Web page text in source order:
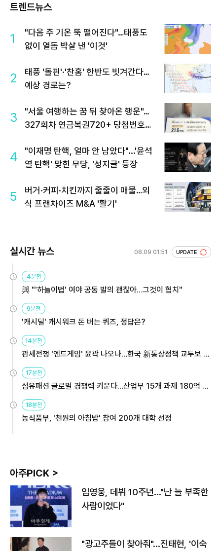
트렌드뉴스
1
"다음 주 기온 뚝 떨어진다"…태풍도
없이 열돔 박살 낸 '이것'
2
태풍 '돌핀'·'찬홈' 한반도 빗겨간다…
예상 경로는?
3
"서울 여행하는 꿈 뒤 찾아온 행운"…
327회차 연금복권720+ 당첨번호조
4
"이재명 탄핵, 얼마 안 남았다"...'윤석
열 탄핵' 맞힌 무당, '성지글' 등장
5
버거·커피·치킨까지 줄줄이 매물…외
식 프랜차이즈 M&A '활기'
실시간 뉴스 08.09 01:51 UPDATE
4분전
與 "'하늘이법' 여야 공동 발의 괜찮아…그것이 협치"
9분전
'캐시딜' 캐시워크 돈 버는 퀴즈, 정답은?
14분전
관세전쟁 '엔드게임' 윤곽 나오나…한국 新통상정책 교두보 활
용해야
17분전
섬유패션 글로벌 경쟁력 키운다…산업부 15개 과제 180억 지
원
18분전
농식품부, '천원의 아침밥' 참여 200개 대학 선정
아주PICK >
임영웅, 데뷔 10주년…"난 늘 부족한
사람이었다"
"광고주들이 찾아줘"…진태현, '이숙